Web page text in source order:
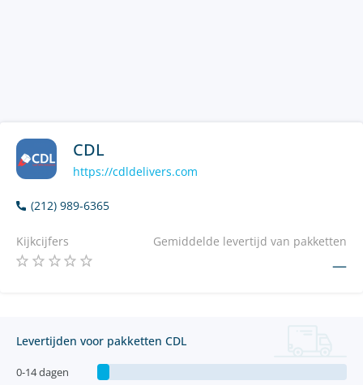
CDL
https://cdldelivers.com
(212) 989-6365
Kijkcijfers Gemiddelde levertijd van pakketten
—
Levertijden voor pakketten CDL
0-14 dagen